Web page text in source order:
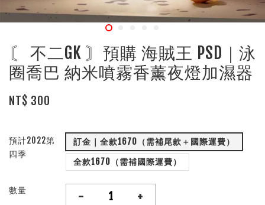
〘 不二GK 〙預購 海賊王 PSD｜泳
圈喬巴 納米噴霧香薰夜燈加濕器
NT$ 300
預計2022第
四季
訂金｜全款1670（需補尾款＋國際運費）
全款1670（需補國際運費）
數量 - +